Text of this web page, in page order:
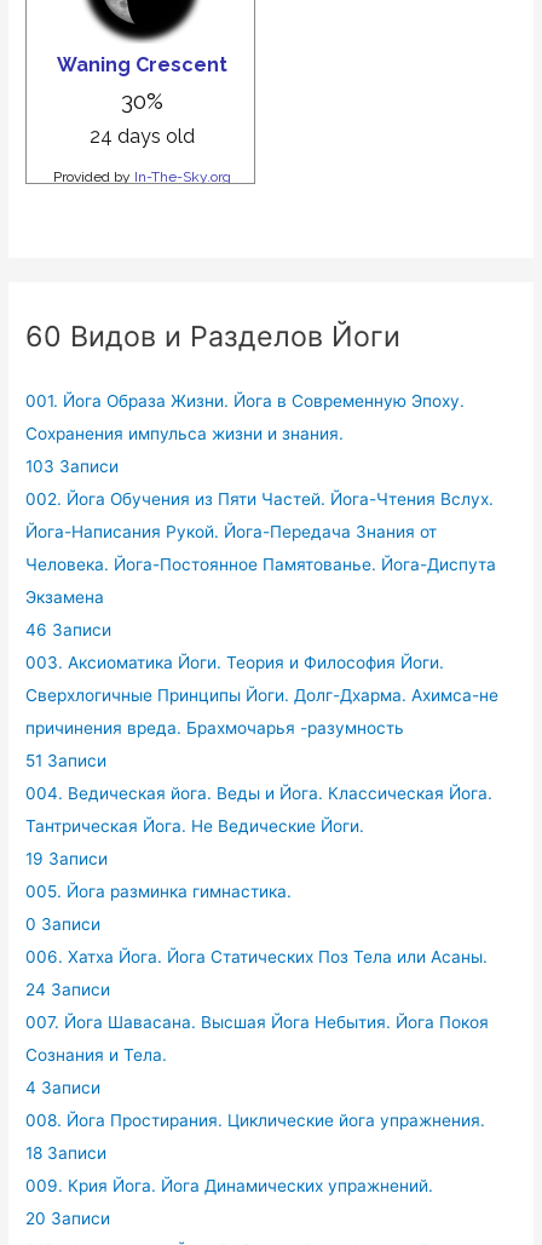
60 Видов и Разделов Йоги
001. Йога Образа Жизни. Йога в Современную Эпоху.
Сохранения импульса жизни и знания.
103 Записи
002. Йога Обучения из Пяти Частей. Йога-Чтения Вслух.
Йога-Написания Рукой. Йога-Передача Знания от
Человека. Йога-Постоянное Памятованье. Йога-Диспута
Экзамена
46 Записи
003. Аксиоматика Йоги. Теория и Философия Йоги.
Сверхлогичные Принципы Йоги. Долг-Дхарма. Ахимса-не
причинения вреда. Брахмочарья -разумность
51 Записи
004. Ведическая йога. Веды и Йога. Классическая Йога.
Тантрическая Йога. Не Ведические Йоги.
19 Записи
005. Йога разминка гимнастика.
0 Записи
006. Хатха Йога. Йога Статических Поз Тела или Асаны.
24 Записи
007. Йога Шавасана. Высшая Йога Небытия. Йога Покоя
Сознания и Тела.
4 Записи
008. Йога Простирания. Циклические йога упражнения.
18 Записи
009. Крия Йога. Йога Динамических упражнений.
20 Записи